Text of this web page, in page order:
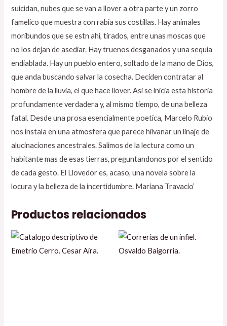
suicidan, nubes que se van a llover a otra parte y un zorro
famelico que muestra con rabia sus costillas. Hay animales
moribundos que se estn ahi, tirados, entre unas moscas que
no los dejan de asediar. Hay truenos desganados y una sequia
endiablada. Hay un pueblo entero, soltado de la mano de Dios,
que anda buscando salvar la cosecha. Deciden contratar al
hombre de la lluvia, el que hace llover. Asi se inicia esta historia
profundamente verdadera y, al mismo tiempo, de una belleza
fatal. Desde una prosa esencialmente poetica, Marcelo Rubio
nos instala en una atmosfera que parece hilvanar un linaje de
alucinaciones ancestrales. Salimos de la lectura como un
habitante mas de esas tierras, preguntandonos por el sentido
de cada gesto. El Llovedor es, acaso, una novela sobre la
locura y la belleza de la incertidumbre. Mariana Travacio’
Productos relacionados